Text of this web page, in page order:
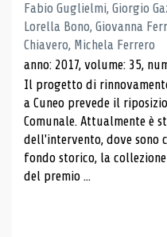
Fabio Guglielmi, Giorgio
Lorella Bono, Giovanna
Chiavero, Michela Ferrero
anno: 2017, volume: 35,
Il progetto di
a Cuneo prevede il
Comunale. Attualmente è
dell'intervento, dove
fondo storico, la
del premio ...